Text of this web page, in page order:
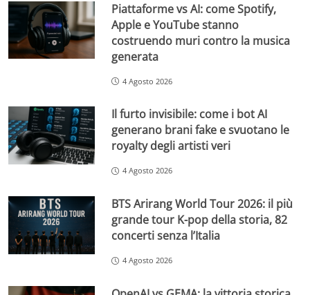
Piattaforme vs AI: come Spotify,
Apple e YouTube stanno
costruendo muri contro la musica
generata
4 Agosto 2026
Il furto invisibile: come i bot AI
generano brani fake e svuotano le
royalty degli artisti veri
4 Agosto 2026
BTS Arirang World Tour 2026: il più
grande tour K-pop della storia, 82
concerti senza l’Italia
4 Agosto 2026